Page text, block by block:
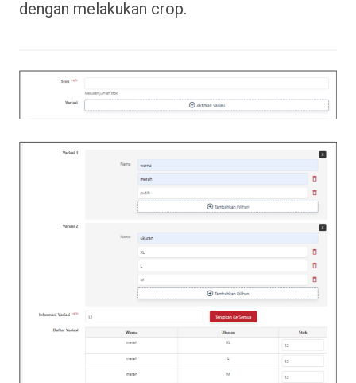
dengan melakukan crop.